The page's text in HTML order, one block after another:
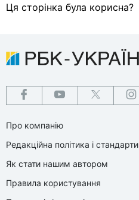
Ця сторінка була корисна?
Про компанію
Редакційна політика і стандарти
Як стати нашим автором
Правила користування